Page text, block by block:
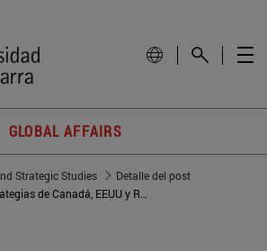
GLOBAL AFFAIRS
Strategic Studies
Detalle del post
Introducción a las estrategias de Canadá, EEUU y Rusia en el Ártico